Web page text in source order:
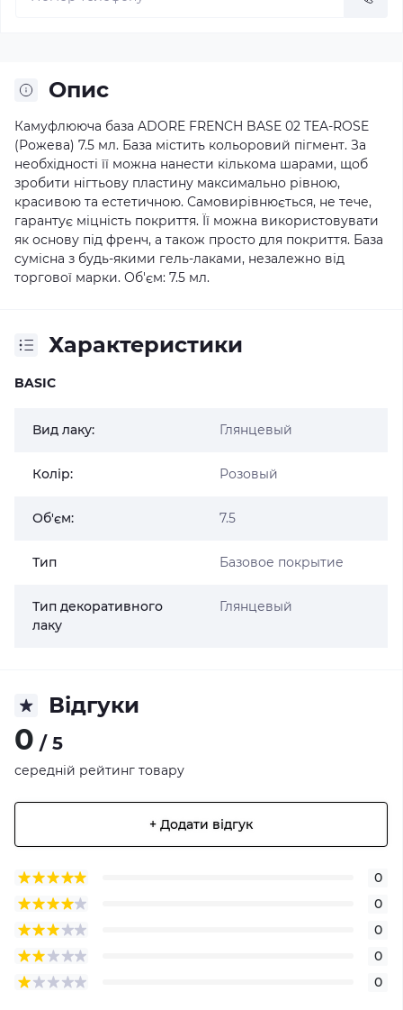
Опис
Камуфлююча база ADORE FRENCH BASE 02 TEA-ROSE
(Рожева) 7.5 мл. База містить кольоровий пігмент. За
необхідності її можна нанести кількома шарами, щоб
зробити нігтьову пластину максимально рівною,
красивою та естетичною. Самовирівнюється, не тече,
гарантує міцність покриття. Її можна використовувати
як основу під френч, а також просто для покриття. База
сумісна з будь-якими гель-лаками, незалежно від
торгової марки. Об'єм: 7.5 мл.
Характеристики
BASIC
Вид лаку: Глянцевый
Колір: Розовый
Об'єм: 7.5
Тип Базовое покрытие
Тип декоративного
лаку
Глянцевый
Відгуки
0 / 5
середній рейтинг товару
+ Додати відгук
0
0
0
0
0